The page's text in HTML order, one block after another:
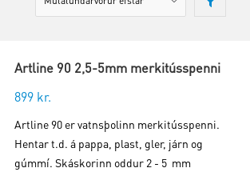
Artline 90 2,5-5mm merkitússpenni
899 kr.
Artline 90 er vatnsþolinn merkitússpenni.
Hentar t.d. á pappa, plast, gler, járn og
gúmmí. Skáskorinn oddur 2 - 5 mm